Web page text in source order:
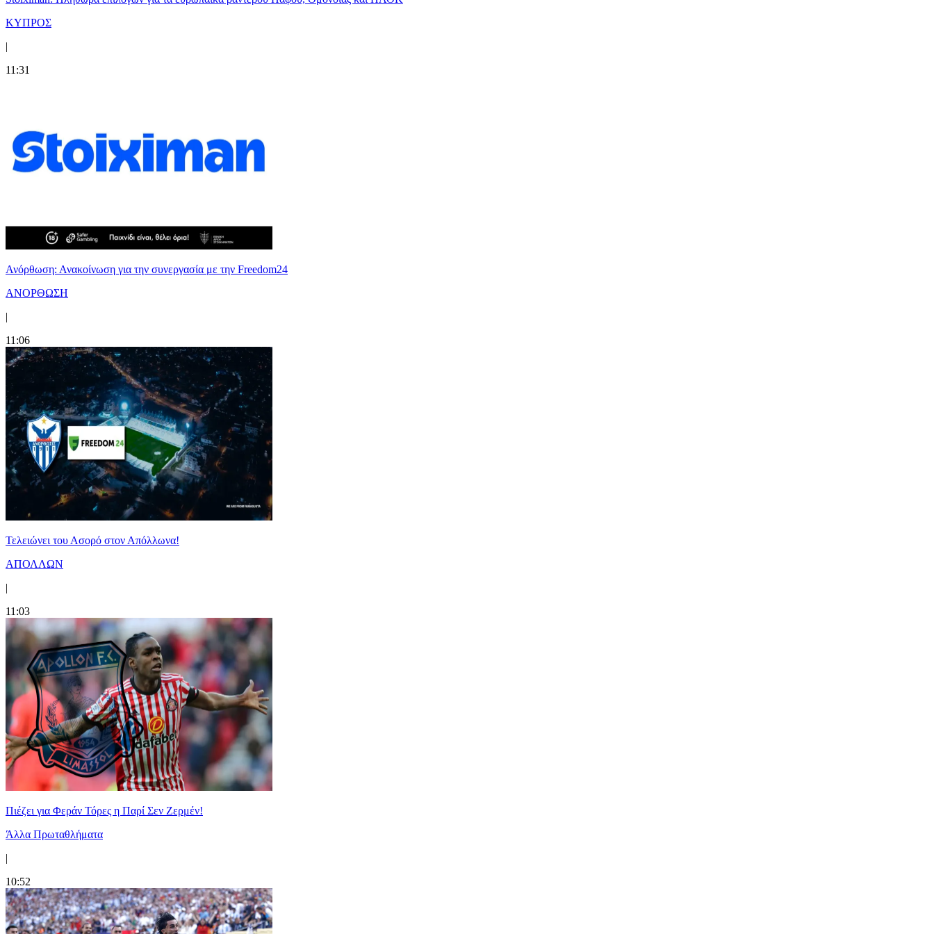
ΚΥΠΡΟΣ
|
11:31
Ανόρθωση: Ανακοίνωση για την συνεργασία με την Freedom24
ΑΝΟΡΘΩΣΗ
|
11:06
Τελειώνει του Ασορό στον Απόλλωνα!
ΑΠΟΛΛΩΝ
|
11:03
Πιέζει για Φεράν Τόρες η Παρί Σεν Ζερμέν!
Άλλα Πρωταθλήματα
|
10:52